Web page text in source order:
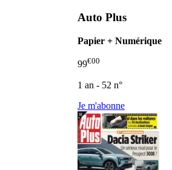
Auto Plus
Papier + Numérique
99€00
1 an - 52 n°
Je m'abonne